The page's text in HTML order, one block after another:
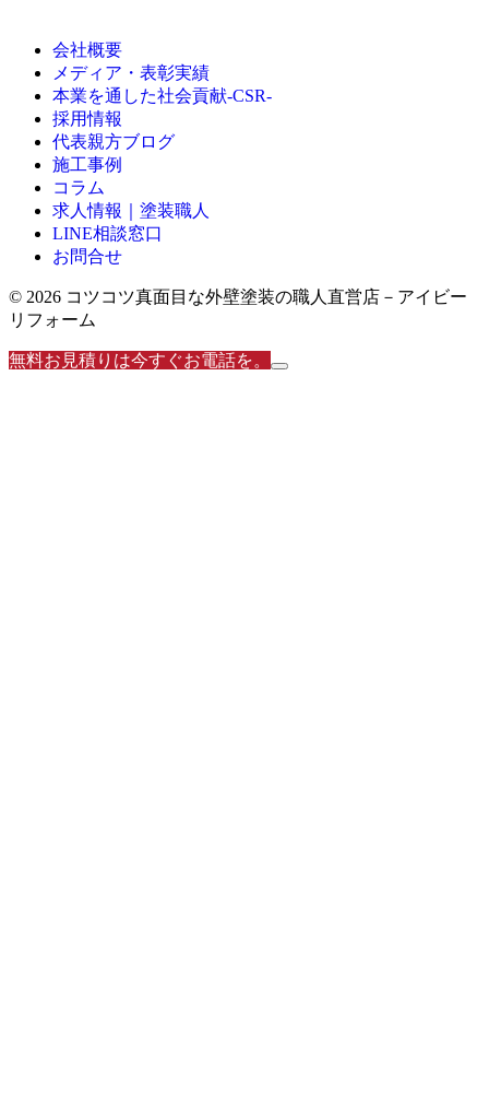
会社概要
メディア・表彰実績
本業を通した社会貢献-CSR-
採用情報
代表親方ブログ
施工事例
コラム
求人情報｜塗装職人
LINE相談窓口
お問合せ
© 2026 コツコツ真面目な外壁塗装の職人直営店－アイビー
リフォーム
無料お見積りは今すぐお電話を。